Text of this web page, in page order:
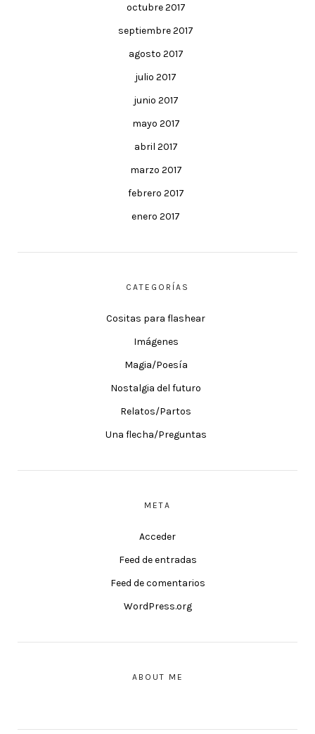
octubre 2017
septiembre 2017
agosto 2017
julio 2017
junio 2017
mayo 2017
abril 2017
marzo 2017
febrero 2017
enero 2017
CATEGORÍAS
Cositas para flashear
Imágenes
Magia/Poesía
Nostalgia del futuro
Relatos/Partos
Una flecha/Preguntas
META
Acceder
Feed de entradas
Feed de comentarios
WordPress.org
ABOUT ME